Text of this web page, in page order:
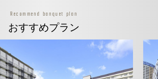
Recommend banquet plan
おすすめプラン